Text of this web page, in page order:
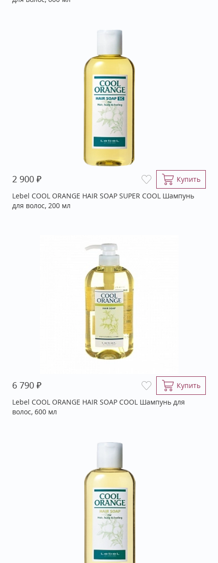
2 900 ₽
Купить
Lebel COOL ORANGE HAIR SOAP SUPER COOL Шампунь
для волос, 200 мл
6 790 ₽
Купить
Lebel COOL ORANGE HAIR SOAP COOL Шампунь для
волос, 600 мл